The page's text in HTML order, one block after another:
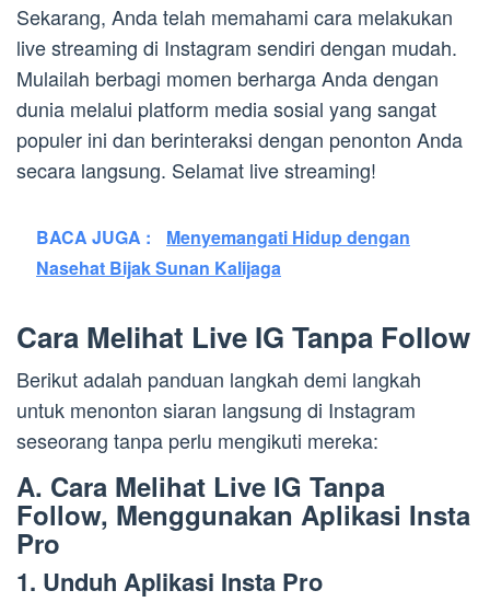
Sekarang, Anda telah memahami cara melakukan
live streaming di Instagram sendiri dengan mudah.
Mulailah berbagi momen berharga Anda dengan
dunia melalui platform media sosial yang sangat
populer ini dan berinteraksi dengan penonton Anda
secara langsung. Selamat live streaming!
BACA JUGA :
Menyemangati Hidup dengan
Nasehat Bijak Sunan Kalijaga
Cara Melihat Live IG Tanpa Follow
Berikut adalah panduan langkah demi langkah
untuk menonton siaran langsung di Instagram
seseorang tanpa perlu mengikuti mereka:
A. Cara Melihat Live IG Tanpa
Follow, Menggunakan Aplikasi Insta
Pro
1. Unduh Aplikasi Insta Pro